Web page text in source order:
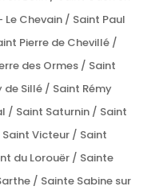
Chevain / Saint Paul
Pierre de Chevillé /
des Ormes / Saint
de Sillé / Saint Rémy
/ Saint Saturnin / Saint
Victeur / Saint
du Lorouër / Sainte
/ Sainte Sabine sur